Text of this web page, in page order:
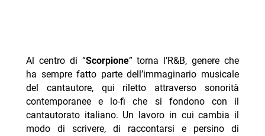
Al centro di “Scorpione” torna l’R&B, genere che
ha sempre fatto parte dell’immaginario musicale
del cantautore, qui riletto attraverso sonorità
contemporanee e lo-fi che si fondono con il
cantautorato italiano. Un lavoro in cui cambia il
modo di scrivere, di raccontarsi e persino di